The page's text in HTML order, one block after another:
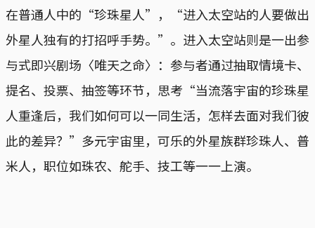
在普通人中的“珍珠星人”，“进入太空站的人要做出
外星人独有的打招呼手势。”。进入太空站则是一出参
与式即兴剧场〈唯天之命〉：参与者通过抽取情境卡、
提名、投票、抽签等环节，思考“当流落宇宙的珍珠星
人重逢后，我们如何可以一同生活，怎样去面对我们彼
此的差异？”多元宇宙里，可乐的外星族群珍珠人、普
米人，职位如珠农、舵手、技工等一一上演。